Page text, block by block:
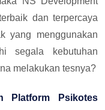
dan terpercaya
yang menggunakan
segala kebutuhan
melakukan tesnya?
Platform Psikotes